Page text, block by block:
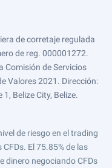
de corretaje regulada
de reg. 000001272.
Comisión de Servicios
Valores 2021. Dirección:
Belize City, Belize.
de riesgo en el trading
El 75.85% de las
dinero negociando CFDs